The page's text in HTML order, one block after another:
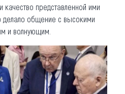
качество представленной ими
делало общение с высокими
и волнующим.